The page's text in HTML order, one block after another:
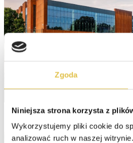
Zgoda
Niniejsza strona korzysta z
Wykorzystujemy pliki cookie do
analizować ruch w naszej